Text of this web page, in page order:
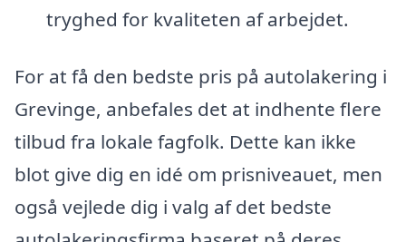
tryghed for kvaliteten af arbejdet.
For at få den bedste pris på autolakering i
Grevinge, anbefales det at indhente flere
tilbud fra lokale fagfolk. Dette kan ikke
blot give dig en idé om prisniveauet, men
også vejlede dig i valg af det bedste